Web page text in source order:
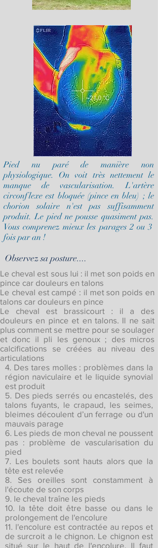
Pied nu paré de manière non
physiologique. On voit très nettement le
manque de vascularisation. L'artère
circonflexe est bloquée (pince en bleu) ; le
chorion solaire n'est pas suffisamment
produit. Le pied ne pousse quasiment pas.
Vous comprenez mieux les parages 2 ou 3
fois par an !
Observez sa posture....
Le cheval est sous lui : il met son poids en
pince car douleurs en talons
Le cheval est campé : il met son poids en
talons car douleurs en pince
Le cheval est brassicourt : il a des
douleurs en pince et en talons. Il ne sait
plus comment se mettre pour se soulager
et donc il pli les genoux ; des micros
calcifications se créées au niveau des
articulations
4. Des tares molles : problèmes dans la
région naviculaire et le liquide synovial
est produit
5. Des pieds serrés ou encastelés, des
talons fuyants, le crapaud, les seimes,
bleimes découlent d’un ferrage ou d'un
mauvais parage
6. Les pieds de mon cheval ne poussent
pas : problème de vascularisation du
pied
7. Les boulets sont hauts alors que la
tête est relevée
8. Ses oreilles sont constamment à
l'écoute de son corps
9. le cheval traîne les pieds
10. la tête doit être basse ou dans le
prolongement de l'encolure
11. l'encolure est contractée au repos et
de surcroit a le chignon. Le chignon est
situé sur le haut de l'encolure. Il faut